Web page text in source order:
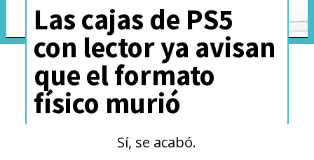
Las cajas de PS5
con lector ya avisan
que el formato
físico murió
Sí, se acabó.